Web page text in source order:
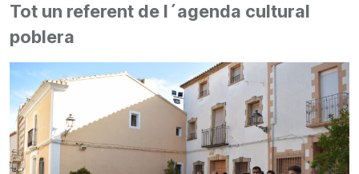
Tot un referent de l´agenda cultural
poblera